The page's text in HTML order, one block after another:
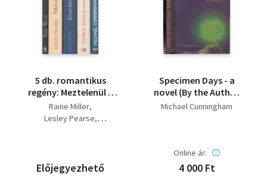
5 db. romantikus
regény: Meztelenül +
Titkok utcája + Kínzó
könyörület + George
Raine Miller
Lesley Pearse
Előjegyezhető
Specimen Days - a
novel (By the Author
of The Hours)
Michael Cunningham
Online ár:
4 000 Ft